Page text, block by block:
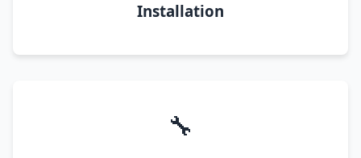
Installation
🔧